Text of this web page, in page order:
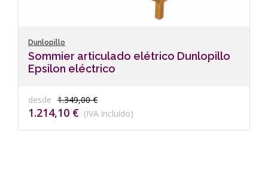
Dunlopillo
Sommier articulado elétrico Dunlopillo
Epsilon eléctrico
desde 1.349,00 €
1.214,10 € (IVA incluído)